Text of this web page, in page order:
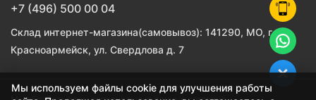
+7 (496) 500 00 04
Склад интернет-магазина(самовывоз): 141290, МО, г.
Красноармейск, ул. Свердлова д. 7
Мы используем файлы cookie для улучшения работы